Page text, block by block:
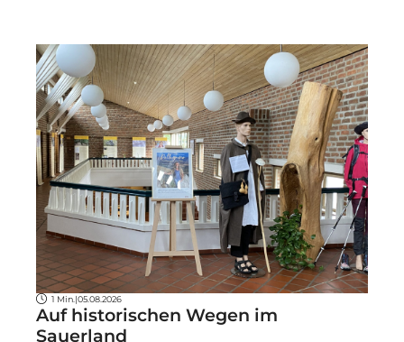
1 Min. |05.08.2026
Auf historischen Wegen im
Sauerland